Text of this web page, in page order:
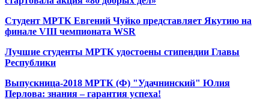
Студент МРТК Евгений Чуйко представляет Якутию на
финале VIII чемпионата WSR
Лучшие студенты МРТК удостоены стипендии Главы
Республики
Выпускница-2018 МРТК (Ф) "Удачнинский" Юлия
Перлова: знания – гарантия успеха!